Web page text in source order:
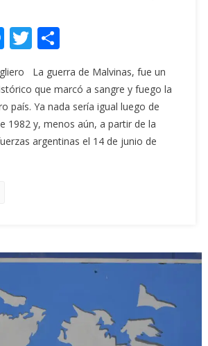
Messenger
Twitter
Share
La guerra de Malvinas, fue un
que marcó a sangre y fuego la
país. Ya nada sería igual luego de
1982 y, menos aún, a partir de la
argentinas el 14 de junio de